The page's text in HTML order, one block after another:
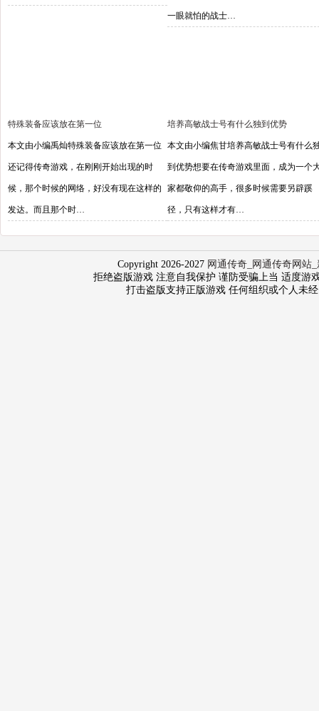
一眼就怕的战士…
特殊装备应该放在第一位
本文由小编禹灿特殊装备应该放在第一位
还记得传奇游戏，在刚刚开始出现的时
候，那个时候的网络，好没有现在这样的
发达。而且那个时…
培养高敏战士号有什么独到优势
本文由小编焦甘培养高敏战士号有什么
到优势想要在传奇游戏里面，成为一个
家都敬仰的高手，很多时候需要另辟蹊
径，只有这样才有…
Copyright 2026-2027 网通传奇_网通传奇网站
拒绝盗版游戏 注意自我保护 谨防受骗上当 适度游
打击盗版支持正版游戏 任何组织或个人未